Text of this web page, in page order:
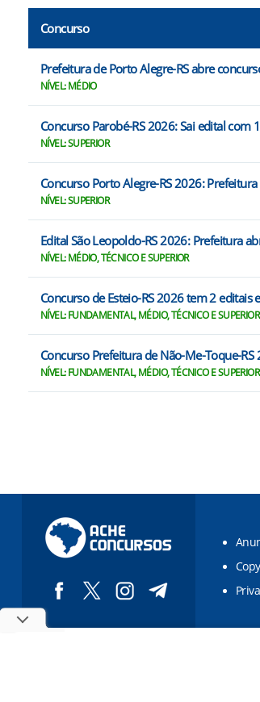
Concurso
Prefeitura de Porto Alegre-RS abre
NÍVEL: MÉDIO
Concurso Parobé-RS 2026: Sai edital com
NÍVEL: SUPERIOR
Concurso Porto Alegre-RS 2026:
NÍVEL: SUPERIOR
Edital São Leopoldo-RS 2026: Prefeitura
NÍVEL: MÉDIO, TÉCNICO E SUPERIOR
Concurso de Esteio-RS 2026 tem 2 editais
NÍVEL: FUNDAMENTAL, MÉDIO, TÉCNICO E SUPERIOR
Concurso Prefeitura de Não-Me-Toque-
NÍVEL: FUNDAMENTAL, MÉDIO, TÉCNICO E SUPERIOR